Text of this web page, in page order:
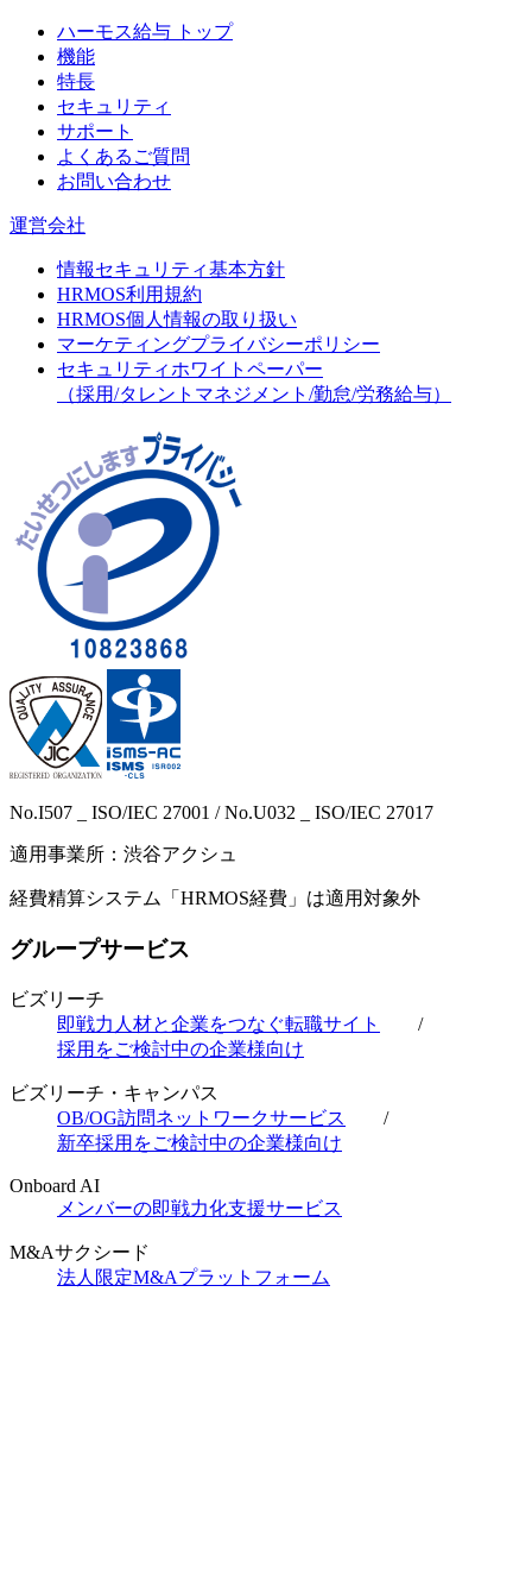
ハーモス給与 トップ
機能
特長
セキュリティ
サポート
よくあるご質問
お問い合わせ
運営会社
情報セキュリティ基本方針
HRMOS利用規約
HRMOS個人情報の取り扱い
マーケティングプライバシーポリシー
セキュリティホワイトペーパー
（採用/タレントマネジメント/勤怠/労務給与）
No.I507 _ ISO/IEC 27001 / No.U032 _ ISO/IEC 27017
適用事業所：渋谷アクシュ
経費精算システム「HRMOS経費」は適用対象外
グループサービス
ビズリーチ
即戦力人材と企業をつなぐ転職サイト
/
採用をご検討中の企業様向け
ビズリーチ・キャンパス
OB/OG訪問ネットワークサービス
/
新卒採用をご検討中の企業様向け
Onboard AI
メンバーの即戦力化支援サービス
M&Aサクシード
法人限定M&Aプラットフォーム